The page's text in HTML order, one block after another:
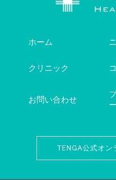
ホーム
クリニック
お問い合わせ
ー
TENGA公式オン